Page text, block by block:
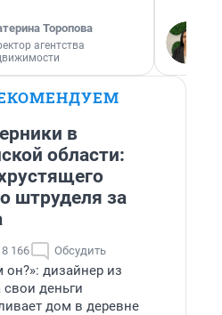
Торопова
агентства
в
области:
штруделя за
8 166 Обсудить
он?»: дизайнер из
деньги
дом в деревне